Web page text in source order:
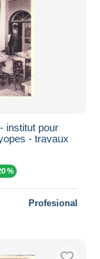
institut pour
- travaux
%
Profesional